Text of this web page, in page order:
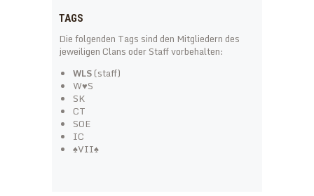
TAGS
Die folgenden Tags sind den Mitgliedern des
jeweiligen Clans oder Staff vorbehalten:
WLS(staff)
W♥S
SK
CT
SOE
IC
♠VII♠